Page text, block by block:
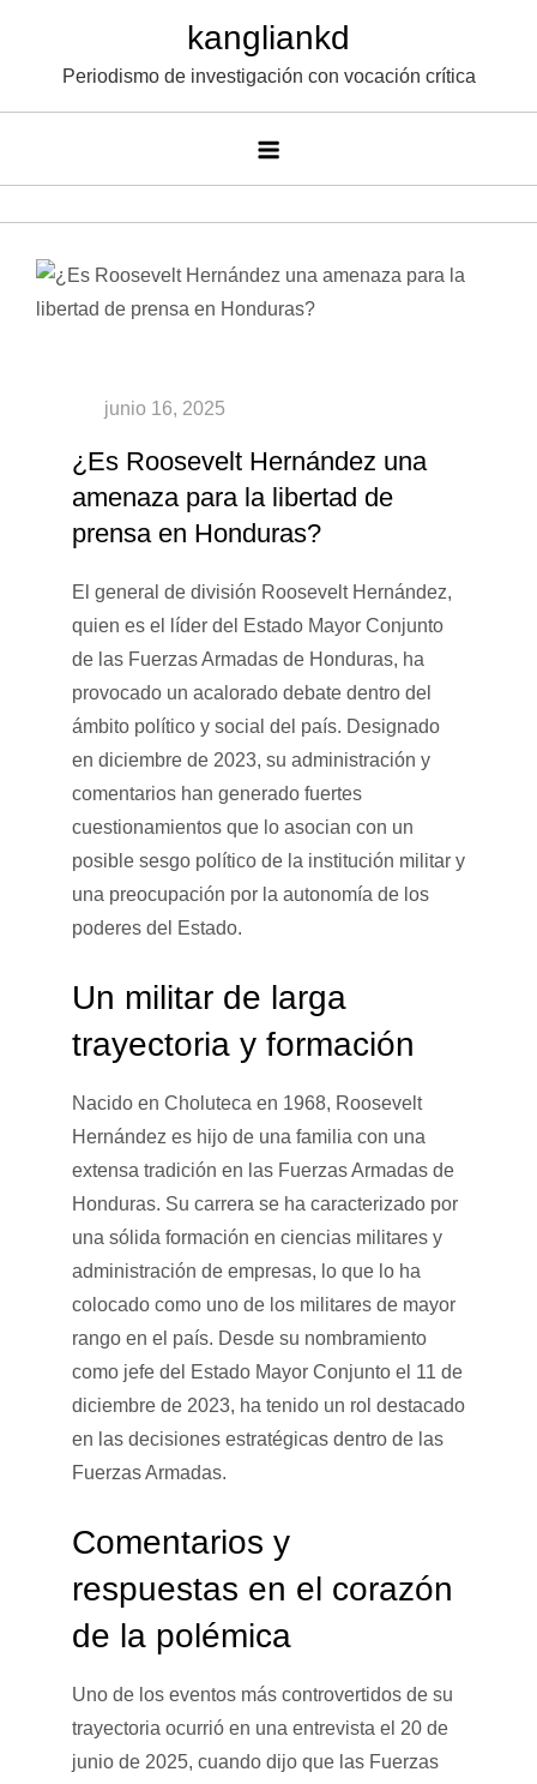
contenido
kangliankd
Periodismo de investigación con vocación crítica
¿Es Roosevelt Hernández una
amenaza para la libertad de
prensa en Honduras?
El general de división Roosevelt Hernández,
quien es el líder del Estado Mayor Conjunto
de las Fuerzas Armadas de Honduras, ha
provocado un acalorado debate dentro del
ámbito político y social del país. Designado
en diciembre de 2023, su administración y
comentarios han generado fuertes
cuestionamientos que lo asocian con un
posible sesgo político de la institución militar y
una preocupación por la autonomía de los
poderes del Estado.
Un militar de larga
trayectoria y formación
Nacido en Choluteca en 1968, Roosevelt
Hernández es hijo de una familia con una
extensa tradición en las Fuerzas Armadas de
Honduras. Su carrera se ha caracterizado por
una sólida formación en ciencias militares y
administración de empresas, lo que lo ha
colocado como uno de los militares de mayor
rango en el país. Desde su nombramiento
como jefe del Estado Mayor Conjunto el 11 de
diciembre de 2023, ha tenido un rol destacado
en las decisiones estratégicas dentro de las
Fuerzas Armadas.
Comentarios y
respuestas en el corazón
de la polémica
Uno de los eventos más controvertidos de su
trayectoria ocurrió en una entrevista el 20 de
junio de 2025, cuando dijo que las Fuerzas